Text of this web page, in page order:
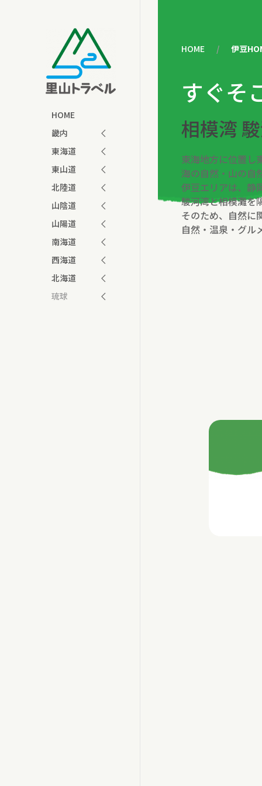
HOME
畿内
東海道
東山道
北陸道
山陰道
山陽道
南海道
西海道
北海道
琉球
HOME 伊豆
すぐそ
相模湾
東海地方に位置し
海の自然・山の自
伊豆エリアは、静
駿河湾と相模灘を
そのため、自然に
自然・温泉・グル